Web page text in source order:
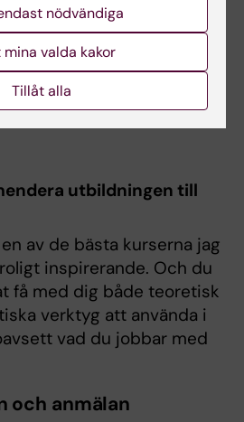
hög kvalitet på vården, en
ett gott ledarskap. Allting
beroende av varandra.
jag också hur viktigt det
utbildningen till
av de bästa kurserna jag
inspirerande. Och du
få med dig både teoretisk
verktyg att använda i
vad du jobbar med
och anmälan
nödvändiga
valda kakor
Tillåt alla